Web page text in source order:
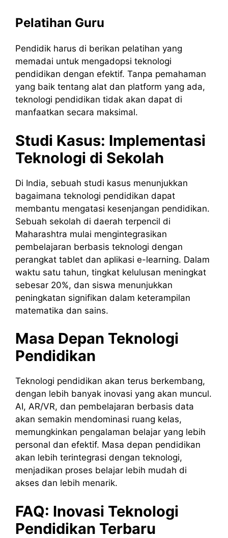
Pelatihan Guru
Pendidik harus di berikan pelatihan yang
memadai untuk mengadopsi teknologi
pendidikan dengan efektif. Tanpa pemahaman
yang baik tentang alat dan platform yang ada,
teknologi pendidikan tidak akan dapat di
manfaatkan secara maksimal.
Studi Kasus: Implementasi
Teknologi di Sekolah
Di India, sebuah studi kasus menunjukkan
bagaimana teknologi pendidikan dapat
membantu mengatasi kesenjangan pendidikan.
Sebuah sekolah di daerah terpencil di
Maharashtra mulai mengintegrasikan
pembelajaran berbasis teknologi dengan
perangkat tablet dan aplikasi e-learning. Dalam
waktu satu tahun, tingkat kelulusan meningkat
sebesar 20%, dan siswa menunjukkan
peningkatan signifikan dalam keterampilan
matematika dan sains.
Masa Depan Teknologi
Pendidikan
Teknologi pendidikan akan terus berkembang,
dengan lebih banyak inovasi yang akan muncul.
AI, AR/VR, dan pembelajaran berbasis data
akan semakin mendominasi ruang kelas,
memungkinkan pengalaman belajar yang lebih
personal dan efektif. Masa depan pendidikan
akan lebih terintegrasi dengan teknologi,
menjadikan proses belajar lebih mudah di
akses dan lebih menarik.
FAQ: Inovasi Teknologi
Pendidikan Terbaru